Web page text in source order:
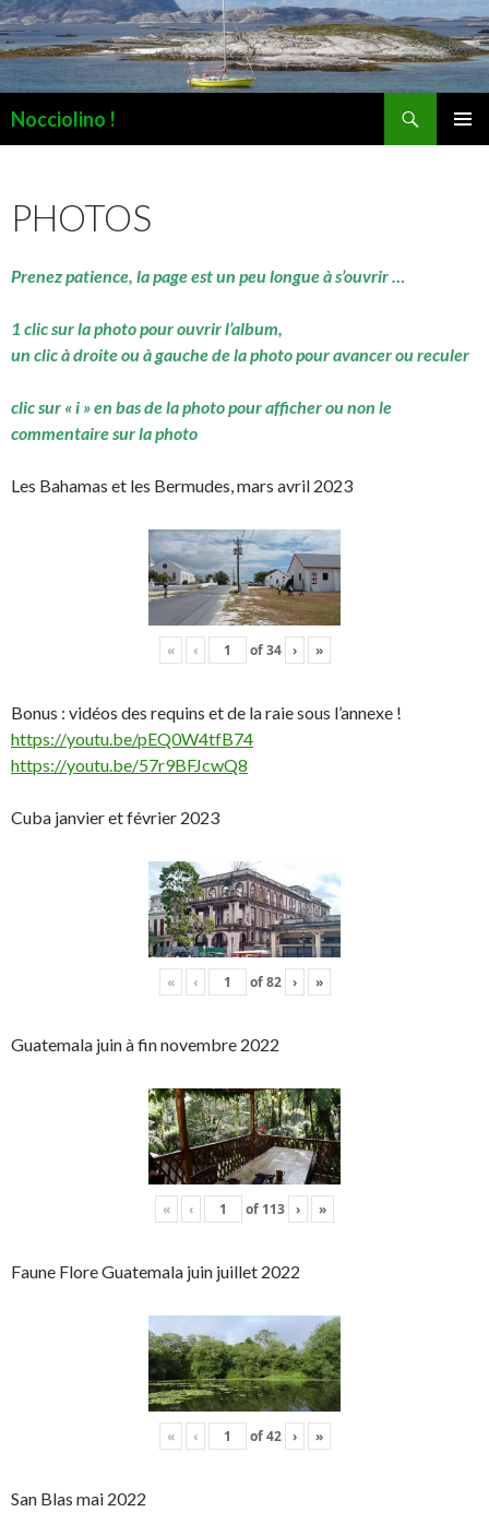
Nocciolino !
PHOTOS
Prenez patience, la page est un peu longue à s’ouvrir …
1 clic sur la photo pour ouvrir l’album,
un clic à droite ou à gauche de la photo pour avancer ou reculer
clic sur « i » en bas de la photo pour afficher ou non le
commentaire sur la photo
Les Bahamas et les Bermudes, mars avril 2023
« ‹ of34 › »
Bonus : vidéos des requins et de la raie sous l’annexe !
https://youtu.be/pEQ0W4tfB74
https://youtu.be/57r9BFJcwQ8
Cuba janvier et février 2023
« ‹ of82 › »
Guatemala juin à fin novembre 2022
« ‹ of 113 › »
Faune Flore Guatemala juin juillet 2022
« ‹ of42 › »
San Blas mai 2022